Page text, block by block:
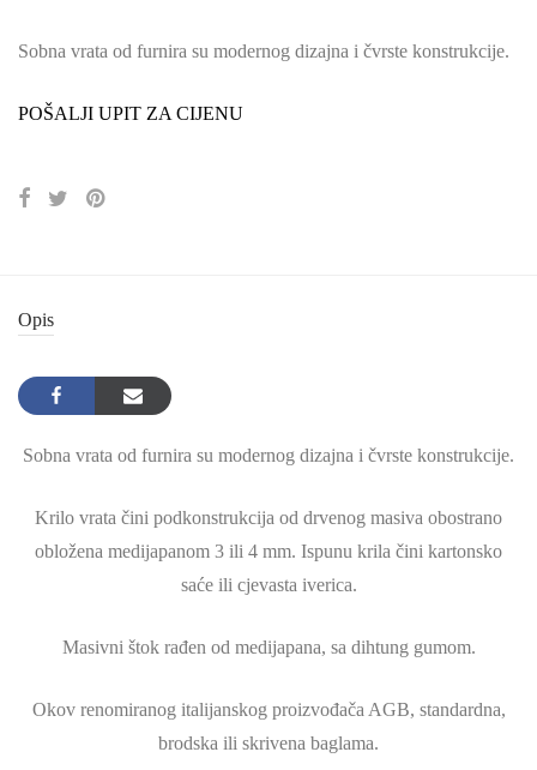
Sobna vrata od furnira su modernog dizajna i čvrste konstrukcije.
POŠALJI UPIT ZA CIJENU
Opis
Sobna vrata od furnira su modernog dizajna i čvrste konstrukcije.
Krilo vrata čini podkonstrukcija od drvenog masiva obostrano
obložena medijapanom 3 ili 4 mm. Ispunu krila čini kartonsko
saće ili cjevasta iverica.
Masivni štok rađen od medijapana, sa dihtung gumom.
Okov renomiranog italijanskog proizvođača AGB, standardna,
brodska ili skrivena baglama.